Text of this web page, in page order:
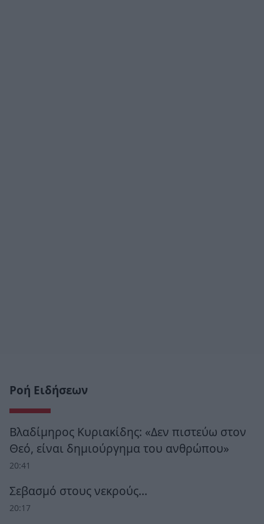
Ροή Ειδήσεων
Βλαδίμηρος Κυριακίδης: «Δεν πιστεύω στον
Θεό, είναι δημιούργημα του ανθρώπου»
20:41
Σεβασμό στους νεκρούς…
20:17